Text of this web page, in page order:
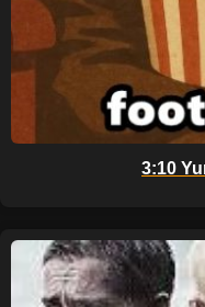
3:10